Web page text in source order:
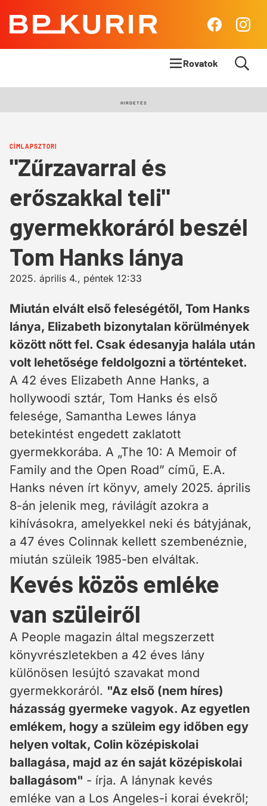
Body & Mind
Queens Blog
Rovatok
HIRDETÉS
CÍMLAPSZTORI
"Zűrzavarral és
erőszakkal teli"
gyermekkoráról beszél
Tom Hanks lánya
2025. április 4., péntek 12:33
Miután elvált első feleségétől, Tom Hanks
lánya, Elizabeth bizonytalan körülmények
között nőtt fel. Csak édesanyja halála után
volt lehetősége feldolgozni a történteket.
A 42 éves Elizabeth Anne Hanks, a
hollywoodi sztár, Tom Hanks és első
felesége, Samantha Lewes lánya
betekintést engedett zaklatott
gyermekkorába. A „The 10: A Memoir of
Family and the Open Road” című, E.A.
Hanks néven írt könyv, amely 2025. április
8-án jelenik meg, rávilágít azokra a
kihívásokra, amelyekkel neki és bátyjának,
a 47 éves Colinnak kellett szembenéznie,
miután szüleik 1985-ben elváltak.
Kevés közös emléke
van szüleiről
A People magazin által megszerzett
könyvrészletekben a 42 éves lány
különösen lesújtó szavakat mond
gyermekkoráról. "Az első (nem híres)
házasság gyermeke vagyok. Az egyetlen
emlékem, hogy a szüleim egy időben egy
helyen voltak, Colin középiskolai
ballagása, majd az én saját középiskolai
ballagásom" - írja. A lánynak kevés
emléke van a Los Angeles-i korai évekről;